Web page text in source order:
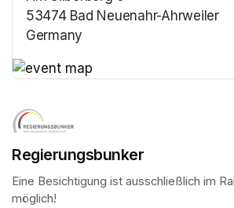
53474 Bad Neuenahr-Ahrweiler
Germany
Regierungsbunker
Eine Besichtigung ist ausschließlich im
möglich!